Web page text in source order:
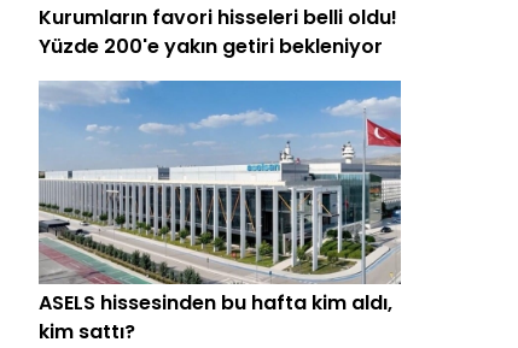
Kurumların favori hisseleri belli oldu!
Yüzde 200'e yakın getiri bekleniyor
ASELS hissesinden bu hafta kim aldı,
kim sattı?